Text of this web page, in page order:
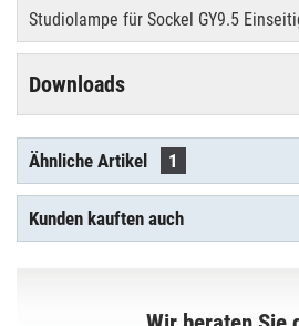
Studiolampe für Sockel GY9.5
Downloads
Ähnliche Artikel 1
Kunden kauften auch